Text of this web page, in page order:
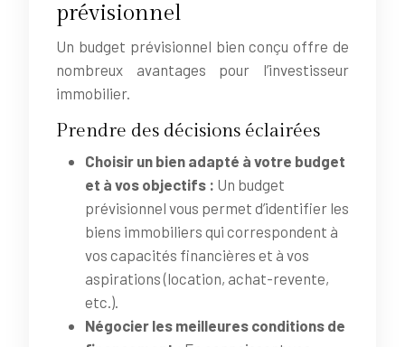
prévisionnel
Un budget prévisionnel bien conçu offre de
nombreux avantages pour l’investisseur
immobilier.
Prendre des décisions éclairées
Choisir un bien adapté à votre budget
et à vos objectifs : Un budget
prévisionnel vous permet d’identifier les
biens immobiliers qui correspondent à
vos capacités financières et à vos
aspirations (location, achat-revente,
etc.).
Négocier les meilleures conditions de